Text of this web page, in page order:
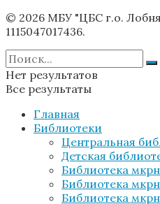
© 2026 МБУ "ЦБС г.о.
1115047017436.
Нет результатов
Все результаты
Главная
Библиотеки
Центральная
Детская
Библиотека
Библиотека мкрн
Библиотека